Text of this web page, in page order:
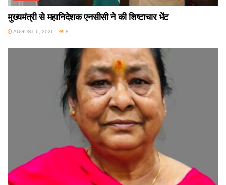
मुख्यमंत्री से महानिदेशक एनसीसी ने की शिष्टाचार भेंट
AUGUST 6, 2026 8